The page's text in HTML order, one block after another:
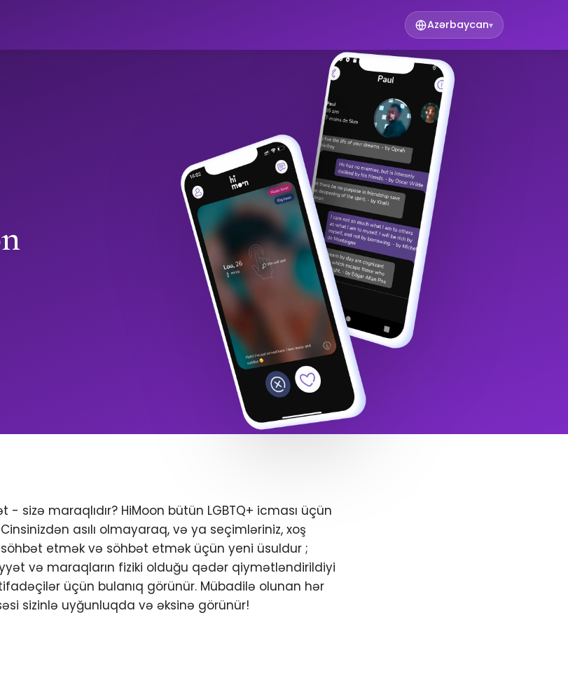
Azərbaycan▾
- sizə maraqlıdır? HiMoon bütün LGBTQ+ icması üçün
Cinsinizdən asılı olmayaraq, və ya seçimləriniz, xoş
etmək və söhbət etmək üçün yeni üsuldur ;
və maraqların fiziki olduğu qədər qiymətləndirildiyi
üçün bulanıq görünür. Mübadilə olunan hər
sizinlə uyğunluqda və əksinə görünür!